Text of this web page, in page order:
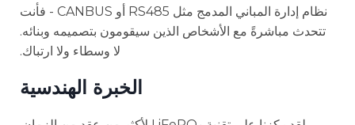
نظام إدارة المباني المدمج مثل RS485 أو CANBUS - فأنت
تتحدث مباشرةً مع الأشخاص الذين سيقومون بتصميمه وبنائه.
لا وسطاء ولا ارتباك.
الخبرة الهندسية